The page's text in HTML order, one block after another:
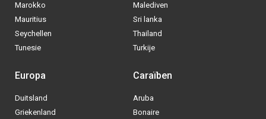
Marokko
Mauritius
Seychellen
Tunesie
Malediven
Sri lanka
Thailand
Turkije
Europa
Duitsland
Griekenland
Caraïben
Aruba
Bonaire